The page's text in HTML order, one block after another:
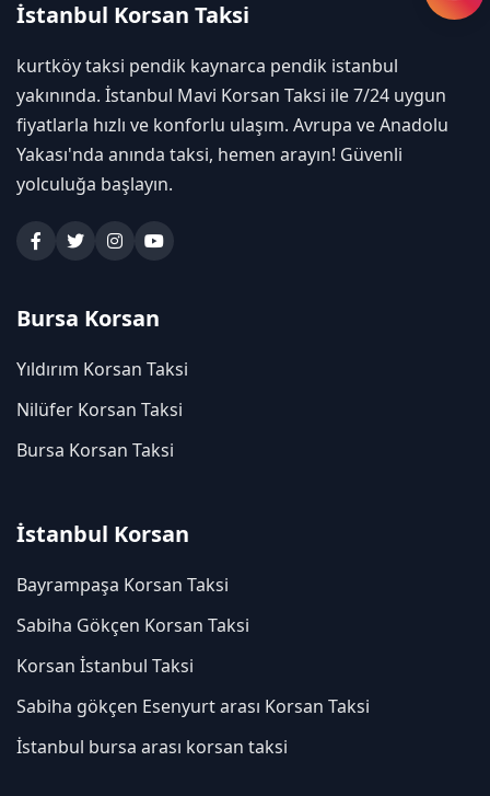
İstanbul Korsan Taksi
kurtköy taksi pendik kaynarca pendik istanbul
yakınında. İstanbul Mavi Korsan Taksi ile 7/24 uygun
fiyatlarla hızlı ve konforlu ulaşım. Avrupa ve Anadolu
Yakası'nda anında taksi, hemen arayın! Güvenli
yolculuğa başlayın.
Bursa Korsan
Yıldırım Korsan Taksi
Nilüfer Korsan Taksi
Bursa Korsan Taksi
İstanbul Korsan
Bayrampaşa Korsan Taksi
Sabiha Gökçen Korsan Taksi
Korsan İstanbul Taksi
Sabiha gökçen Esenyurt arası Korsan Taksi
İstanbul bursa arası korsan taksi